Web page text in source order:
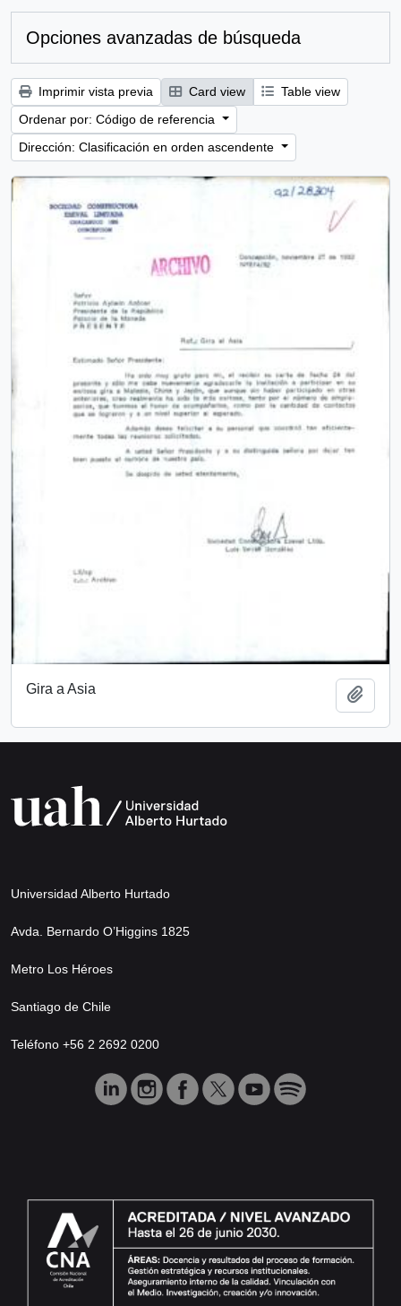
Opciones avanzadas de búsqueda
Imprimir vista previa Card view
Table view
Ordenar por: Código de referencia
Dirección: Clasificación en orden ascendente
Gira a Asia
Universidad Alberto Hurtado
Avda. Bernardo O’Higgins 1825
Metro Los Héroes
Santiago de Chile
Teléfono +56 2 2692 0200